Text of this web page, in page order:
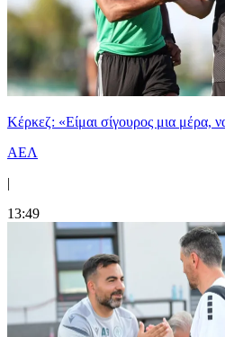
Κέρκεζ: «Είμαι σίγουρος μια μέρα,
ΑΕΛ
|
13:49